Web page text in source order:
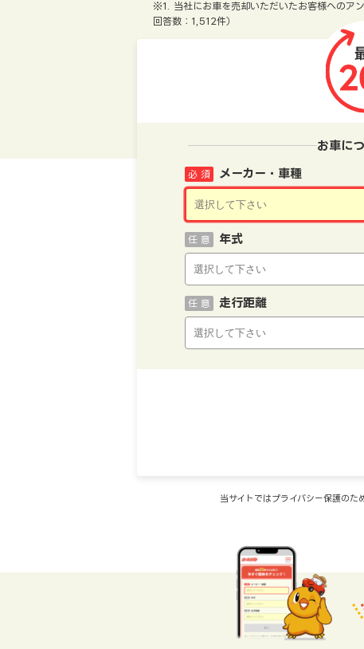
※1. 当社にお車を売却いただいたお客様へのア
回答数：1,512件）
お車に
メーカー・車種
必 須
年式
任 意
走行距離
任 意
当サイトではプライバシー保護のた